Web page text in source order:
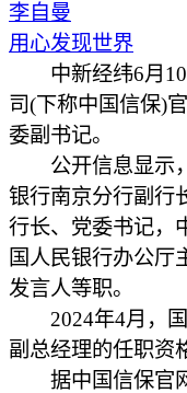
李自曼
用心发现世界
中新经纬6月10
司(下称中国信保)
委副书记。
公开信息显示，
银行南京分行副行
行长、党委书记，
国人民银行办公厅
发言人等职。
2024年4月，国
副总经理的任职资
据中国信保官网